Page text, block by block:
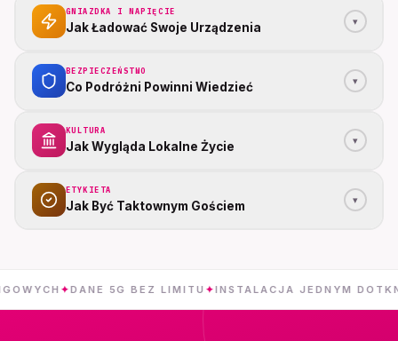
GNIAZDKA I NAPIĘCIE
Jak Ładować Swoje Urządzenia ▾
BEZPIECZEŃSTWO
Co Podróżni Powinni Wiedzieć ▾
KULTURA
Jak Wygląda Lokalne Życie ▾
ETYKIETA
Jak Być Taktownym Gościem ▾
✦DANE 5G BEZ LIMITU✦ INSTALACJA JEDNYM DOTKNIĘCIEM